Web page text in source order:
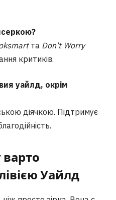
та Don’t Worry
критиків.
уайлд, окрім
діячкою. Підтримує
Уайлд